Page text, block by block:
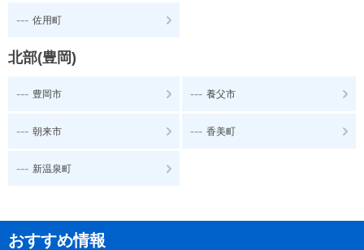
--- 佐用町
北部(豊岡)
--- 豊岡市 --- 養父市
--- 朝来市 --- 香美町
--- 新温泉町
おすすめ情報